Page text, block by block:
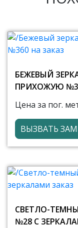
БЕЖЕВЫЙ
ПРИХОЖУЮ
Цена за пог.
ВЫЗВАТЬ
СВЕТЛО-
№28 С